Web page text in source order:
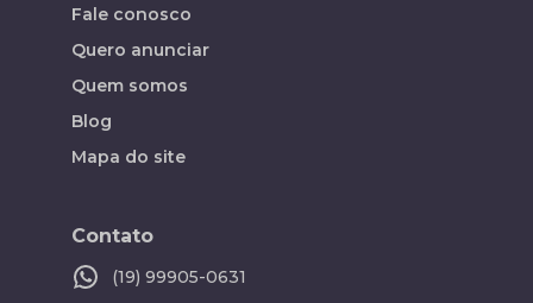
Fale conosco
Quero anunciar
Quem somos
Blog
Mapa do site
Contato
(19) 99905-0631